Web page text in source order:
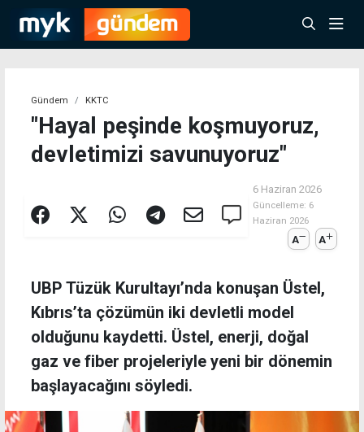
Gündem KKTC
"Hayal peşinde koşmuyoruz,
devletimizi savunuyoruz"
6 Haziran 2026
Güncelleme: 6
Haziran 2026
A A
UBP Tüzük Kurultayı’nda konuşan Üstel,
Kıbrıs’ta çözümün iki devletli model
olduğunu kaydetti. Üstel, enerji, doğal
gaz ve fiber projeleriyle yeni bir dönemin
başlayacağını söyledi.